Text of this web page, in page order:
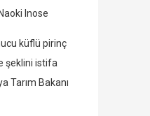
Inose
küflü pirinç
şeklini istifa
Tarım Bakanı